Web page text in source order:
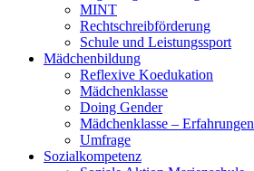
MINT
Rechtschreibförderung
Schule und Leistungssport
Mädchenbildung
Reflexive Koedukation
Mädchenklasse
Doing Gender
Mädchenklasse – Erfahrungen
Umfrage
Sozialkompetenz